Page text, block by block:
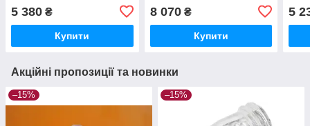
5 380 ₴
Купити
8 070₴
Купити
5
Акційні пропозиції та новинки
–15% –15%